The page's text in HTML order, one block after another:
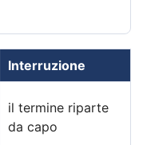
Interruzione
il termine riparte
da capo